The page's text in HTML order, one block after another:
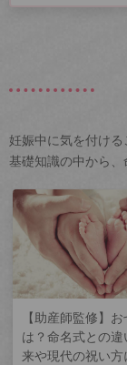
妊娠中に気を付け
基礎知識の中から、
【助産師監修】お
は？命名式との違
来や現代の祝い方